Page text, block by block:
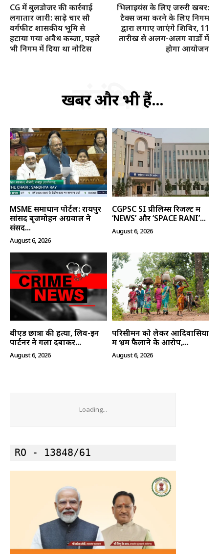
CG में बुलडोजर की कार्रवाई
लगातार जारी: साढ़े चार सौ
वर्गफीट शासकीय भूमि से
हटाया गया अवैध कब्जा, पहले
भी निगम में दिया था नोटिस
भिलाइयंस के लिए जरुरी खबर:
टैक्स जमा करने के लिए निगम
द्वारा लगाए जाएंगे शिविर, 11
तारीख से अलग-अलग वार्डो में
होगा आयोजन
खबरें और भी हैं...
संबंधित
MSME समाधान पोर्टल: रायपुर
सांसद बृजमोहन अग्रवाल ने
संसद...
August 6, 2026
CGPSC SI प्रीलिम्स रिजल्ट में
‘NEWS’ और ‘SPACE RANI’...
August 6, 2026
बीएड छात्रा की हत्या, लिव-इन
पार्टनर ने गला दबाकर...
August 6, 2026
परिसीमन को लेकर आदिवासियों
में भ्रम फैलाने के आरोप,...
August 6, 2026
Loading...
RO - 13848/61